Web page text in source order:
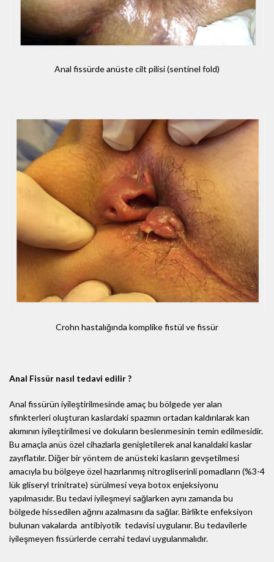
Anal fissürde anüste cilt pilisi (sentinel fold)
Crohn hastalığında komplike fistül ve fissür
Anal Fissür nasıl tedavi edilir ?
Anal fissürün iyileştirilmesinde amaç bu bölgede yer alan
sfinkterleri oluşturan kaslardaki spazmın ortadan kaldırılarak kan
akımının iyileştirilmesi ve dokuların beslenmesinin temin edilmesidir.
Bu amaçla anüs özel cihazlarla genişletilerek anal kanaldaki kaslar
zayıflatılır. Diğer bir yöntem de anüsteki kasların gevşetilmesi
amacıyla bu bölgeye özel hazırlanmış nitrogliserinli pomadların (%3-4
lük gliseryl trinitrate) sürülmesi veya botox enjeksiyonu
yapılmasıdır. Bu tedavi iyileşmeyi sağlarken aynı zamanda bu
bölgede hissedilen ağrını azalmasını da sağlar. Birlikte enfeksiyon
bulunan vakalarda antibiyotik tedavisi uygulanır. Bu tedavilerle
iyileşmeyen fissürlerde cerrahi tedavi uygulanmalıdır.